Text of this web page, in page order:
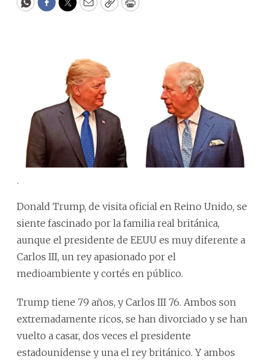
WhatsApp
Facebook
Twitter
EmailCopyPrint
.
Donald Trump, de visita oficial en Reino Unido, se
siente fascinado por la familia real británica,
aunque el presidente de EEUU es muy diferente a
Carlos III, un rey apasionado por el
medioambiente y cortés en público.
Trump tiene 79 años, y Carlos III 76. Ambos son
extremadamente ricos, se han divorciado y se han
vuelto a casar, dos veces el presidente
estadounidense y una el rey británico. Y ambos